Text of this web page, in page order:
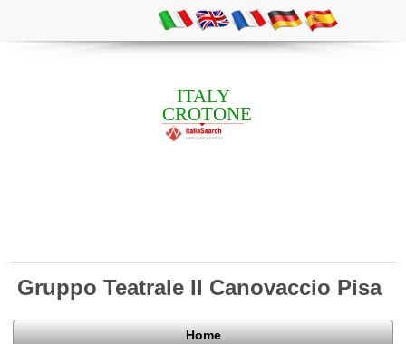
ITALY
CROTONE
Gruppo Teatrale Il Canovaccio Pisa
Home